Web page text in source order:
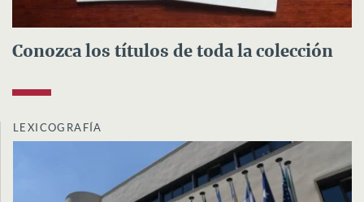
Conozca los títulos de toda la colección
LEXICOGRAFÍA